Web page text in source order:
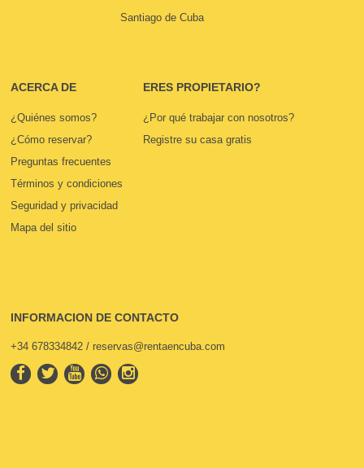
Santiago de Cuba
ACERCA DE
¿Quiénes somos?
¿Cómo reservar?
Preguntas frecuentes
Términos y condiciones
Seguridad y privacidad
Mapa del sitio
ERES PROPIETARIO?
¿Por qué trabajar con nosotros?
Registre su casa gratis
INFORMACION DE CONTACTO
+34 678334842 / reservas@rentaencuba.com